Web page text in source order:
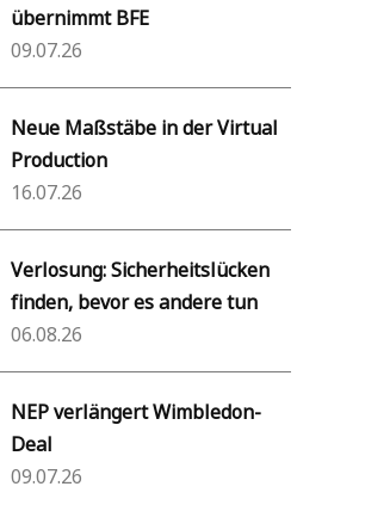
übernimmt BFE
09.07.26
Neue Maßstäbe in der Virtual
Production
16.07.26
Verlosung: Sicherheitslücken
finden, bevor es andere tun
06.08.26
NEP verlängert Wimbledon-
Deal
09.07.26